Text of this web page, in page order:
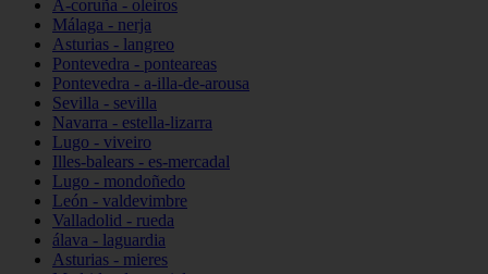
A-coruña - oleiros
Málaga - nerja
Asturias - langreo
Pontevedra - ponteareas
Pontevedra - a-illa-de-arousa
Sevilla - sevilla
Navarra - estella-lizarra
Lugo - viveiro
Illes-balears - es-mercadal
Lugo - mondoñedo
León - valdevimbre
Valladolid - rueda
álava - laguardia
Asturias - mieres